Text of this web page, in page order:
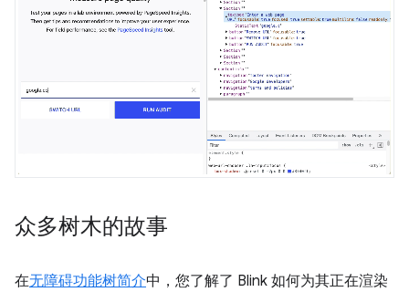
众多树木的故事
在无障碍功能树简介中，您了解了 Blink 如何为其正在渲染